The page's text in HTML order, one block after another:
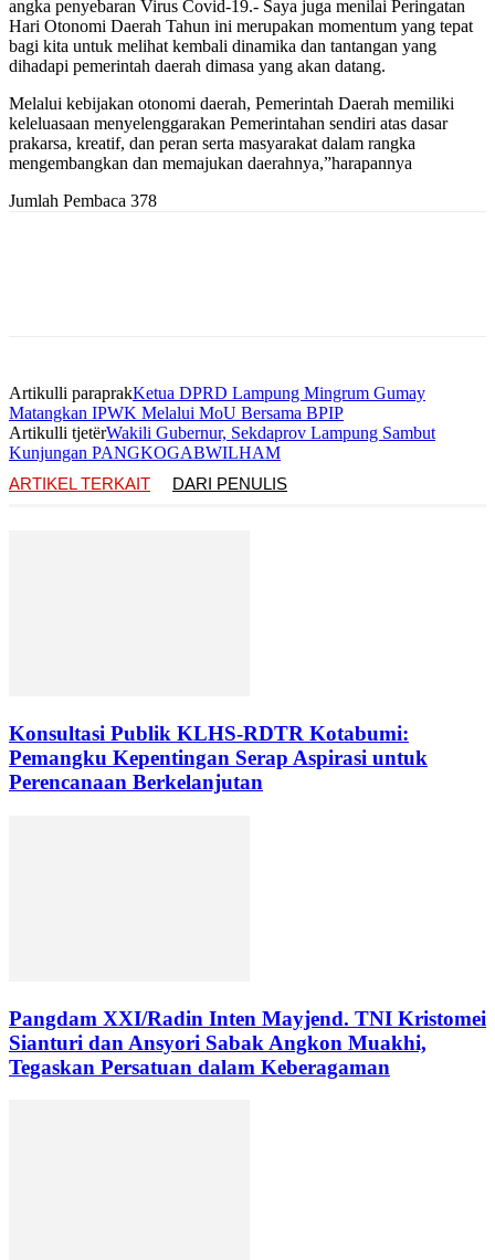
angka penyebaran Virus Covid-19.- Saya juga menilai Peringatan
Hari Otonomi Daerah Tahun ini merupakan momentum yang tepat
bagi kita untuk melihat kembali dinamika dan tantangan yang
dihadapi pemerintah daerah dimasa yang akan datang.
Melalui kebijakan otonomi daerah, Pemerintah Daerah memiliki
keleluasaan menyelenggarakan Pemerintahan sendiri atas dasar
prakarsa, kreatif, dan peran serta masyarakat dalam rangka
mengembangkan dan memajukan daerahnya,”harapannya
Jumlah Pembaca 378
Artikulli paraprakKetua DPRD Lampung Mingrum Gumay
Matangkan IPWK Melalui MoU Bersama BPIP
Artikulli tjetërWakili Gubernur, Sekdaprov Lampung Sambut
Kunjungan PANGKOGABWILHAM
ARTIKEL TERKAIT
DARI PENULIS
Konsultasi Publik KLHS-RDTR Kotabumi:
Pemangku Kepentingan Serap Aspirasi untuk
Perencanaan Berkelanjutan
Pangdam XXI/Radin Inten Mayjend. TNI Kristomei
Sianturi dan Ansyori Sabak Angkon Muakhi,
Tegaskan Persatuan dalam Keberagaman